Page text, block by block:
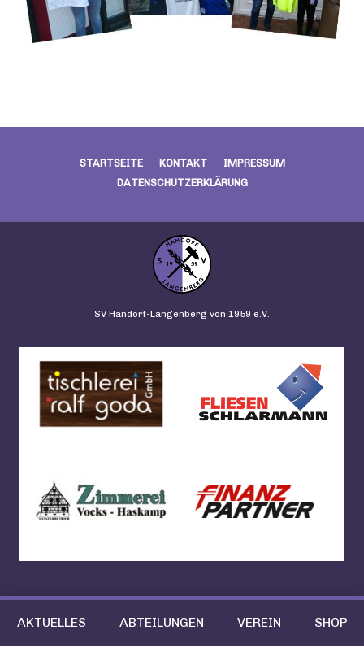
AKTUELLES ABTEILUNGEN VEREIN SHOP
STARTSEITE KONTAKT
IMPRESSUM
DATENSCHUTZERKLÄRUNG
SV Handorf-Langenberg von 1959 e.V.